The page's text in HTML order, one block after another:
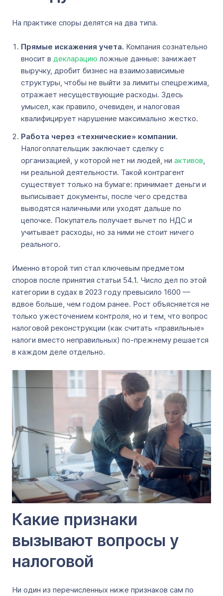
На практике споры делятся на два типа.
Прямые искажения учета. Компания сознательно
вносит в декларацию ложные данные: занижает
выручку, дробит бизнес на взаимозависимые
структуры, чтобы не выйти за лимиты спецрежима,
отражает несуществующие расходы. Здесь
умысел, как правило, очевиден, и налоговая
квалифицирует нарушение максимально жестко.
Работа через «технические» компании.
Налогоплательщик заключает сделку с
организацией, у которой нет ни людей, ни активов
ни реальной деятельности. Такой контрагент
существует только на бумаге: принимает деньги и
выписывает документы, после чего средства
выводятся наличными или уходят дальше по
цепочке. Покупатель получает вычет по НДС и
учитывает расходы, но за ними не стоит ничего
реального.
Именно второй тип стал ключевым предметом
споров после принятия статьи 54.1. Число дел по этой
категории в судах в 2023 году превысило 1600 —
вдвое больше, чем годом ранее. Рост объясняется не
только ужесточением контроля, но и тем, что вопрос
налоговой реконструкции (как считать «правильные»
налоги вместо неправильных) по-прежнему решается
в каждом деле отдельно.
Какие признаки
вызывают вопросы у
налоговой
Ни один из перечисленных ниже признаков сам по